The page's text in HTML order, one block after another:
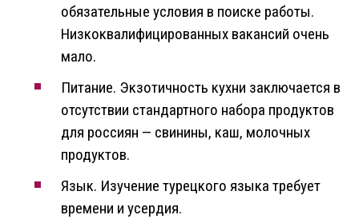
обязательные условия в поиске работы.
Низкоквалифицированных вакансий очень
мало.
Питание. Экзотичность кухни заключается в
отсутствии стандартного набора продуктов
для россиян — свинины, каш, молочных
продуктов.
Язык. Изучение турецкого языка требует
времени и усердия.